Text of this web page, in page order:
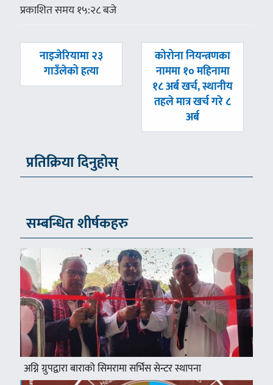
प्रकाशित समय १५:२८ बजे
पछिल्लाे
नाइजेरियामा २३
गाउँलेको हत्या
अघिल्लाे
-
कोरोना नियन्त्रणका
नाममा १० महिनामा
१८ अर्ब खर्च, स्थानीय
तहले मात्र खर्च गरे ८
अर्ब
प्रतिक्रिया दिनुहोस्
सम्बन्धित शीर्षकहरु
अग्नि ग्रुपद्वारा बाराको सिमरामा सर्भिस सेन्टर स्थापना